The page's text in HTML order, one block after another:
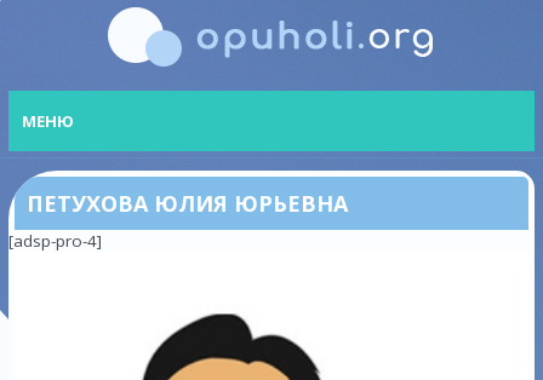
МЕНЮ
ПЕТУХОВА ЮЛИЯ ЮРЬЕВНА
[adsp-pro-4]